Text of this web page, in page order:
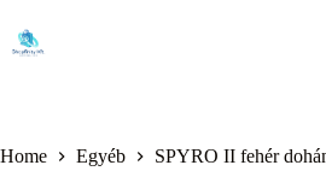
content
Home Egyéb SPYRO II fehér